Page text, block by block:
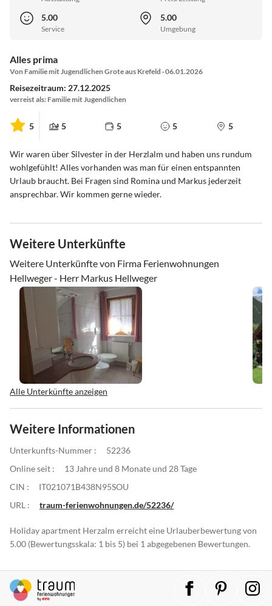
5.00
Service
5.00
Umgebung
Alles prima
Von Familie mit Jugendlichen Grote aus Krefeld · 06.01.2026
Reisezeitraum: 27.12.2025
verreist als: Familie mit Jugendlichen
5 5 5 5 5
Wir waren über Silvester in der Herzlalm und haben uns rundum
wohlgefühlt! Alles vorhanden was man für einen entspannten
Urlaub braucht. Bei Fragen sind Romina und Markus jederzeit
ansprechbar. Wir kommen gerne wieder.
Weitere Unterkünfte
Weitere Unterkünfte von Firma Ferienwohnungen
Hellweger - Herr Markus Hellweger
Alle Unterkünfte anzeigen
Weitere Informationen
Unterkunfts-Nummer :
52236
Online seit :
13 Jahre und 8 Monate und 28 Tage
CIN :
IT021071B438N95SOU
URL :
traum-ferienwohnungen.de/52236/
Holiday apartment Herzalm erreicht eine Urlauberbewertung von
5.00 (Bewertungsskala: 1 bis 5) bei 1 abgegebenen Bewertungen.